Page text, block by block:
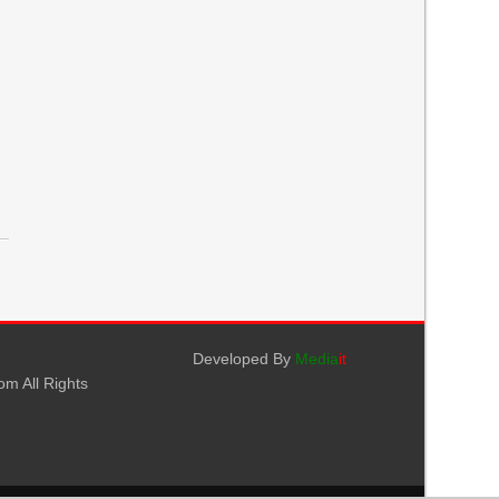
All Rights
Developed By Mediait